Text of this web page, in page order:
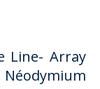
Line- Array
Néodymium